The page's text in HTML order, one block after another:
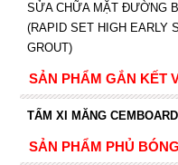
SỬA CHỮA MẶT ĐƯỜNG
(RAPID SET HIGH EARLY
GROUT)
SẢN PHẨM GẮN KẾT
TẤM XI MĂNG CEMBOARD
SẢN PHẨM PHỦ BÓNG